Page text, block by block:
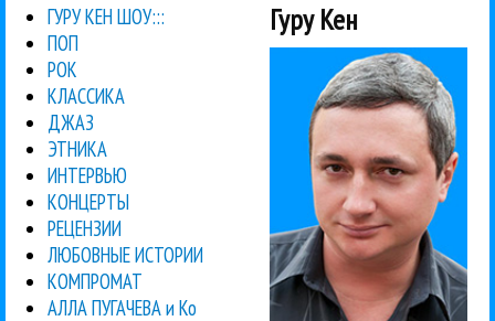
ГУРУ КЕН ШОУ:::
ПОП
РОК
КЛАССИКА
ДЖАЗ
ЭТНИКА
ИНТЕРВЬЮ
КОНЦЕРТЫ
РЕЦЕНЗИИ
ЛЮБОВНЫЕ ИСТОРИИ
КОМПРОМАТ
АЛЛА ПУГАЧЕВА и Ко
Гуру Кен